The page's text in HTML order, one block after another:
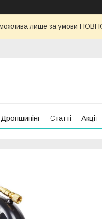
лише за умови
Дропшипінг Статті Акції